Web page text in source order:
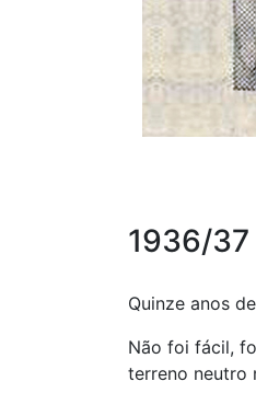
1936/37
Quinze anos
Não foi fácil,
terreno neutro